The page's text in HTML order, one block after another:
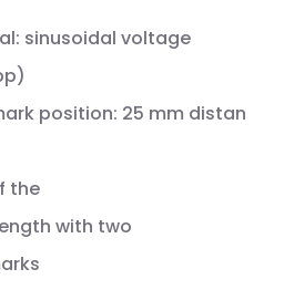
sinusoidal voltage
position: 25 mm distan
the
with two